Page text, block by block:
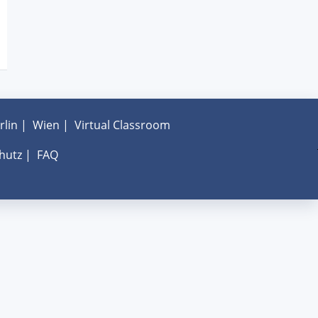
| Wien | Virtual Classroom
| FAQ